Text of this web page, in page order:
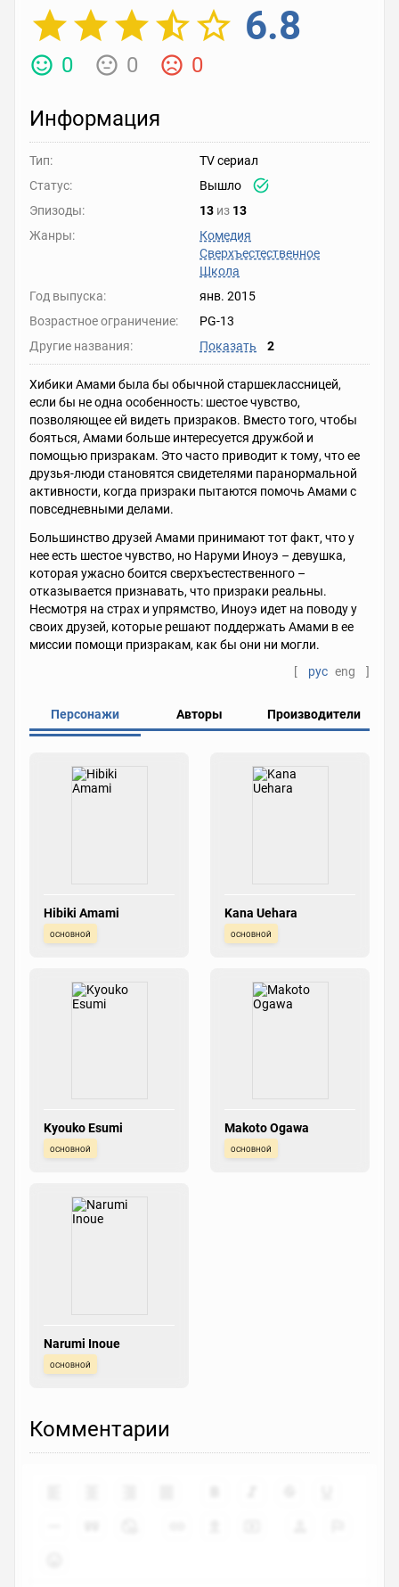
6.8
0 0 0
Информация
Тип:
TV сериал
Статус:
Вышло
Эпизоды:
13 из 13
Жанры:
Комедия
Сверхъестественное
Школа
Год выпуска:
янв. 2015
Возрастное ограничение:
PG-13
Другие названия:
Показать 2
Хибики Амами была бы обычной старшеклассницей,
если бы не одна особенность: шестое чувство,
позволяющее ей видеть призраков. Вместо того, чтобы
бояться, Амами больше интересуется дружбой и
помощью призракам. Это часто приводит к тому, что ее
друзья-люди становятся свидетелями паранормальной
активности, когда призраки пытаются помочь Амами с
повседневными делами.
Большинство друзей Амами принимают тот факт, что у
нее есть шестое чувство, но Наруми Иноуэ – девушка,
которая ужасно боится сверхъестественного –
отказывается признавать, что призраки реальны.
Несмотря на страх и упрямство, Иноуэ идет на поводу у
своих друзей, которые решают поддержать Амами в ее
миссии помощи призракам, как бы они ни могли.
[
рус eng ]
Персонажи Авторы Производители
Hibiki Amami
основной
Kana Uehara
основной
Kyouko Esumi
основной
Makoto Ogawa
основной
Narumi Inoue
основной
Комментарии